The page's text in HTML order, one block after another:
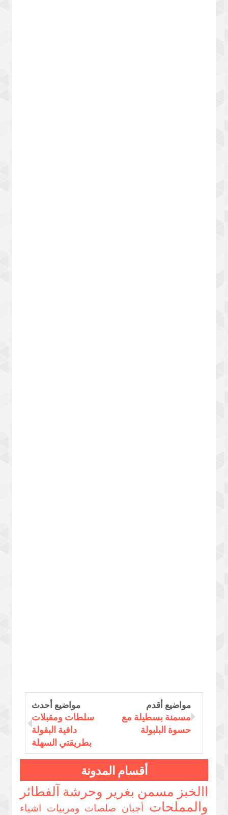
مواضيع أحدث
سلطات ومقبلات
دافية البقولة
بطريقتي السهلة
مواضيع أقدم
مسمنة بسطيلة مع
حسوة البلبولة
أقسام المدونة
االخبز مسمن بغرير وحرشة آلفطائر
والمملحاتأجبان صلصات ومربيات اشياء